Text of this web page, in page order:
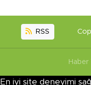
RSS
Haber
En iyi site deneyimi